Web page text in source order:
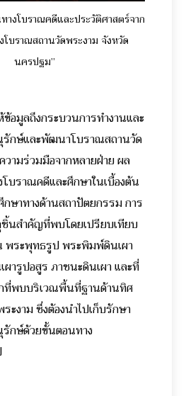
างโบราณคดีและประวัติศาสตร์จาก
บราณสถานวัดพระงาม จังหวัด
นครปฐม”
อมูลถึงกระบวนการทำงานและ
กษ์และพัฒนาโบราณสถานวัด
วามร่วมมือจากหลายฝ่าย ผล
บราณคดีและศึกษาในเบื้องต้น
ษาทางด้านสถาปัตยกรรม การ
นสำคัญที่พบโดยเปรียบเทียบ
พระพุทธรูป พระพิมพ์ดินเผา
ารูปอสูร ภาชนะดินเผา และที่
ที่พบบริเวณพื้นที่ฐานด้านทิศ
ะงาม ซึ่งต้องนำไปเก็บรักษา
รักษ์ด้วยขั้นตอนทาง